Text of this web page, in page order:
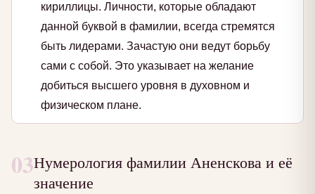
кириллицы. Личности, которые обладают
данной буквой в фамилии, всегда стремятся
быть лидерами. Зачастую они ведут борьбу
сами с собой. Это указывает на желание
добиться высшего уровня в духовном и
физическом плане.
03Нумерология фамилии Аненскова и её
значение